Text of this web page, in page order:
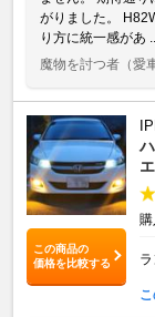
がりました。
り方に統一感があ ...
魔物を討つ者 （愛
この商品の
価格を比較する